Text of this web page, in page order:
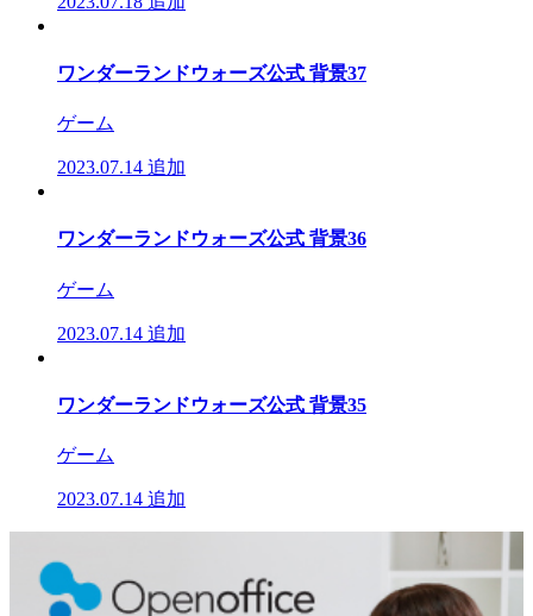
ワンダーランドウォーズ公式 背景37
ゲーム
2023.07.14 追加
ワンダーランドウォーズ公式 背景36
ゲーム
2023.07.14 追加
ワンダーランドウォーズ公式 背景35
ゲーム
2023.07.14 追加